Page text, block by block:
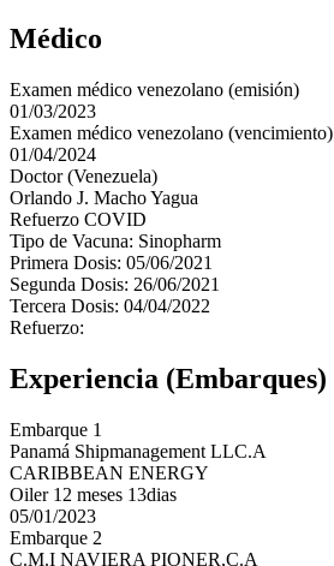
Médico
Examen médico venezolano (emisión)
01/03/2023
Examen médico venezolano (vencimiento)
01/04/2024
Doctor (Venezuela)
Orlando J. Macho Yagua
Refuerzo COVID
Tipo de Vacuna: Sinopharm
Primera Dosis: 05/06/2021
Segunda Dosis: 26/06/2021
Tercera Dosis: 04/04/2022
Refuerzo:
Experiencia (Embarques)
Embarque 1
Panamá Shipmanagement LLC.A
CARIBBEAN ENERGY
Oiler 12 meses 13dias
05/01/2023
Embarque 2
C.M.I NAVIERA PIONER,C.A